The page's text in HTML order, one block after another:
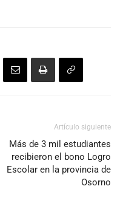
Artículo siguiente
Más de 3 mil estudiantes
recibieron el bono Logro
Escolar en la provincia de
Osorno